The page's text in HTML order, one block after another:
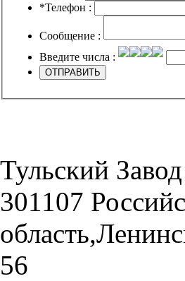
*Телефон :
Сообщение :
Введите числа :
Тульский
301107
56